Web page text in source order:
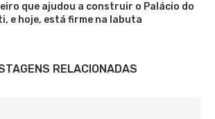
que ajudou a construir o Palácio do
e hoje, está firme na labuta
RELACIONADAS